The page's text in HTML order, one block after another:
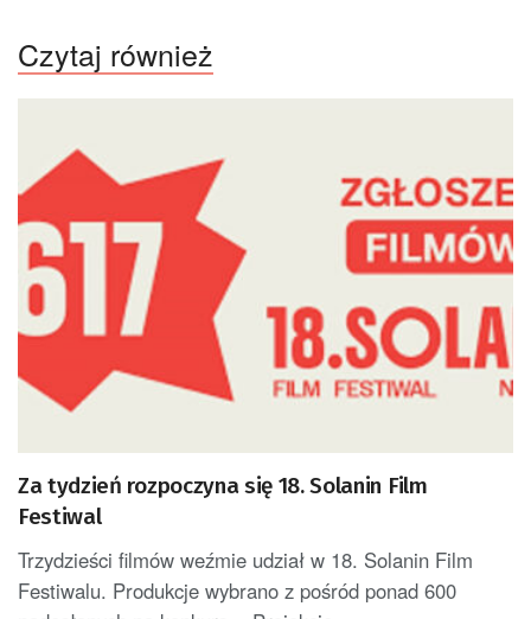
Czytaj również
Za tydzień rozpoczyna się 18. Solanin Film
Festiwal
Trzydzieści filmów weźmie udział w 18. Solanin Film
Festiwalu. Produkcje wybrano z pośród ponad 600